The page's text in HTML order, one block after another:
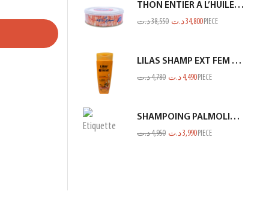
THON ENTIER A L’HUILE D’OLIVE SIDI DAOUD 950G
38,550د.ت 34,800د.ت PIECE
LILAS SHAMP EXT FEM END ET CASS ORANGE 350ML
4,780د.ت 4,490 د.ت PIECE
SHAMPOING PALMOLIVE 380ML NV
4,950د.ت 3,990د.ت PIECE